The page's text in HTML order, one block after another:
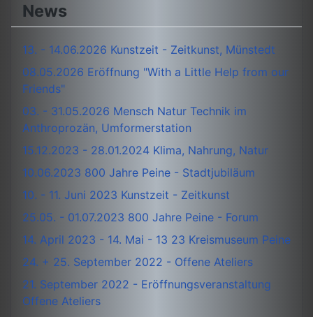
News
13. - 14.06.2026 Kunstzeit - Zeitkunst, Münstedt
08.05.2026 Eröffnung "With a Little Help from our
Friends"
03. - 31.05.2026 Mensch Natur Technik im
Anthroprozän, Umformerstation
15.12.2023 - 28.01.2024 Klima, Nahrung, Natur
10.06.2023 800 Jahre Peine - Stadtjubiläum
10. - 11. Juni 2023 Kunstzeit - Zeitkunst
25.05. - 01.07.2023 800 Jahre Peine - Forum
14. April 2023 - 14. Mai - 13 23 Kreismuseum Peine
24. + 25. September 2022 - Offene Ateliers
21. September 2022 - Eröffnungsveranstaltung
Offene Ateliers